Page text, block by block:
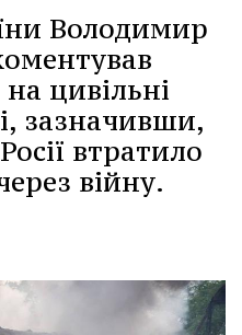
Володимир
на цивільні
зазначивши,
втратило
війну.